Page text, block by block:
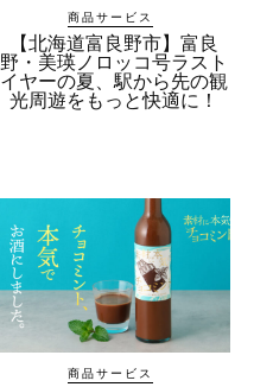
商品サービス
【北海道富良野市】富良
野・美瑛ノロッコ号ラスト
イヤーの夏、駅から先の観
光周遊をもっと快適に！
商品サービス